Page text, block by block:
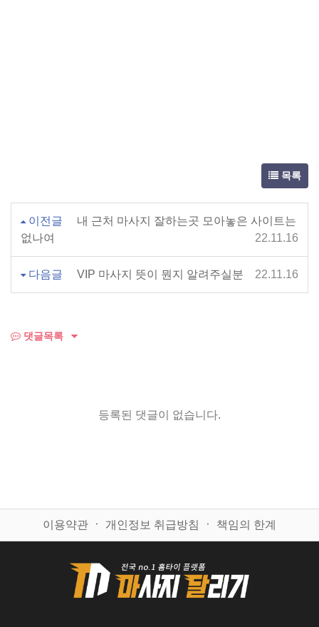
목록
이전글
내 근처 마사지 잘하는곳 모아놓은 사이트는
없나여
22.11.16
다음글 VIP 마사지 뜻이 뭔지 알려주실분 22.11.16
댓글목록
등록된 댓글이 없습니다.
이용약관 ㆍ 개인정보 취급방침 ㆍ 책임의 한계